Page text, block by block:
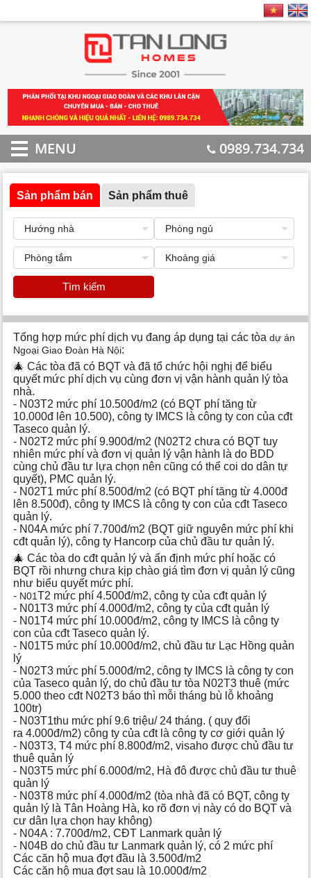
MENU 0989.734.734
Sản phẩm bán Sản phẩm thuê
Tìm kiếm
Tổng hợp mức phí dịch vụ đang áp dụng tại các tòadự án
Ngoại Giao Đoàn Hà Nội:
🎄 Các tòa đã có BQT và đã tổ chức hội nghị để biểu
quyết mức phí dịch vụ cùng đơn vị vận hành quản lý tòa
nhà.
- N03T2 mức phí 10.500đ/m2 (có BQT phí tăng từ
10.000đ lên 10.500), công ty IMCS là công ty con của cđt
Taseco quản lý.
- N02T2 mức phí 9.900đ/m2 (N02T2 chưa có BQT tuy
nhiên mức phí và đơn vị quản lý vận hành là do BDD
cùng chủ đầu tư lựa chọn nên cũng có thể coi do dân tự
quyết), PMC quản lý.
- N02T1 mức phí 8.500đ/m2 (có BQT phí tăng từ 4.000đ
lên 8.500đ), công ty IMCS là công ty con của cđt Taseco
quản lý.
- N04A mức phí 7.700đ/m2 (BQT giữ nguyên mức phí khi
cđt quản lý), công ty Hancorp của chủ đầu tư quản lý.
🎄 Các tòa do cđt quản lý và ấn định mức phí hoặc có
BQT rồi nhưng chưa kịp chào giá tìm đơn vị quản lý cũng
như biểu quyết mức phí.
- N01T2 mức phí 4.500đ/m2, công ty của cđt quản lý
- N01T3 mức phí 4.000đ/m2, công ty của cđt quản lý
- N01T4 mức phí 10.000đ/m2, công ty IMCS là công ty
con của cđt Taseco quản lý.
- N01T5 mức phí 10.000đ/m2, chủ đầu tư Lạc Hồng quản
lý
- N02T3 mức phí 5.000đ/m2, công ty IMCS là công ty con
của Taseco quản lý, do chủ đầu tư tòa N02T3 thuê (mức
5.000 theo cđt N02T3 báo thì mỗi tháng bù lỗ khoảng
100tr)
- N03T1thu mức phí 9.6 triệu/ 24 tháng. ( quy đổi
ra 4.000đ/m2) công ty của cđt là công ty cơ giới quản lý
- N03T3, T4 mức phí 8.800đ/m2, visaho được chủ đầu tư
thuê quản lý
- N03T5 mức phí 6.000đ/m2, Hà đô được chủ đầu tư thuê
quản lý
- N03T8 mức phí 4.000đ/m2 (tòa nhà đã có BQT, công ty
quản lý là Tân Hoàng Hà, ko rõ đơn vị này có do BQT và
cư dân lựa chọn hay không)
- N04A : 7.700đ/m2, CĐT Lanmark quản lý
- N04B do chủ đầu tư Lanmark quản lý, có 2 mức phí
Các căn hộ mua đợt đầu là 3.500đ/m2
Các căn hộ mua đợt sau là 10.000đ/m2